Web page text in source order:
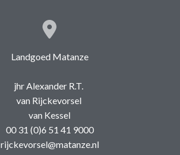
Landgoed Matanze
jhr Alexander R.T.
van Rijckevorsel
van Kessel
00 31 (0)6 51 41 9000
rijckevorsel@matanze.nl